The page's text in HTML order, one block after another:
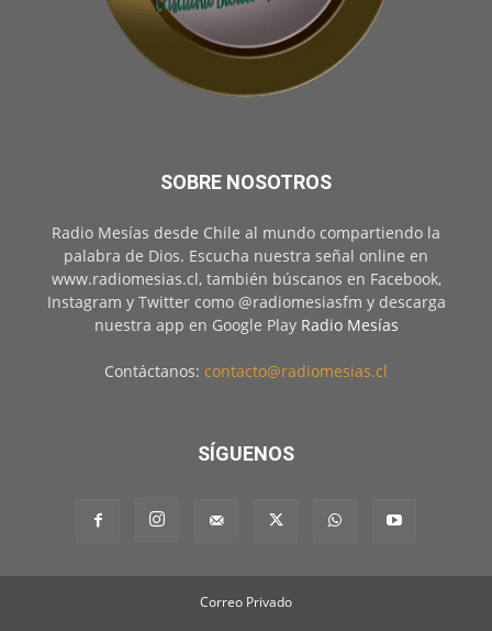
SOBRE NOSOTROS
Radio Mesías desde Chile al mundo compartiendo la
palabra de Dios. Escucha nuestra señal online en
www.radiomesias.cl, también búscanos en Facebook,
Instagram y Twitter como @radiomesiasfm y descarga
nuestra app en Google Play Radio Mesías
Contáctanos: contacto@radiomesias.cl
SÍGUENOS
Correo Privado